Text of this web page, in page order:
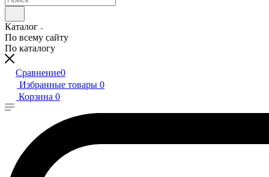
Каталог
По всему сайту
По каталогу
Сравнение0
Избранные товары 0
Корзина 0